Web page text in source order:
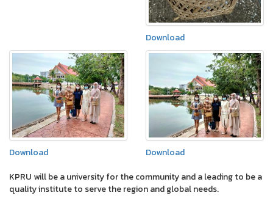
Download
Download
Download
KPRU will be a university for the community and a leading to be a
quality institute to serve the region and global needs.